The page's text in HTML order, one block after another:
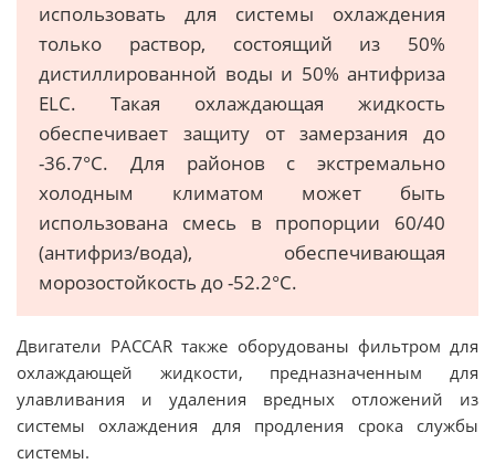
использовать для системы охлаждения
только раствор, состоящий из 50%
дистиллированной воды и 50% антифриза
ELC. Такая охлаждающая жидкость
обеспечивает защиту от замерзания до
-36.7°С. Для районов с экстремально
холодным климатом может быть
использована смесь в пропорции 60/40
(антифриз/вода), обеспечивающая
морозостойкость до -52.2°С.
Двигатели PACCAR также оборудованы фильтром для
охлаждающей жидкости, предназначенным для
улавливания и удаления вредных отложений из
системы охлаждения для продления срока службы
системы.